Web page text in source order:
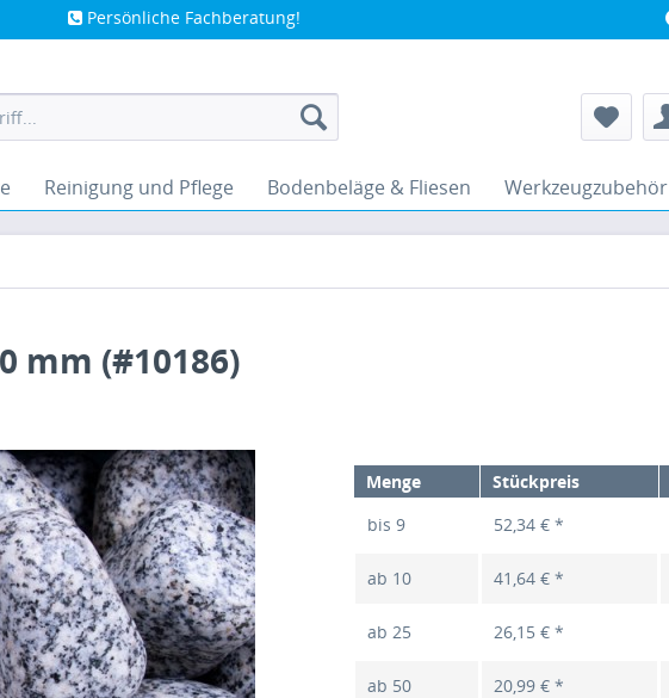
Persönliche Fachberatung!
Reinigung und Pflege Bodenbeläge & Fliesen Werkzeugzubehör
mm (#10186)
Menge Stückpreis
bis9 52,34 € *
ab 10 41,64 € *
ab25 26,15 € *
ab 50 20,99 € *